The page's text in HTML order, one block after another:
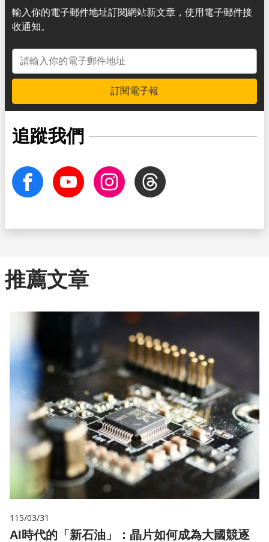
輸入你的電子郵件地址訂閱網站新文章，使用電子郵件接
收通知。
電子郵件地址
訂閱電子報
追蹤我們
facebook Youtube InstagramThreads
推薦文章
115/03/31
AI時代的「新石油」：晶片如何成為大國競逐